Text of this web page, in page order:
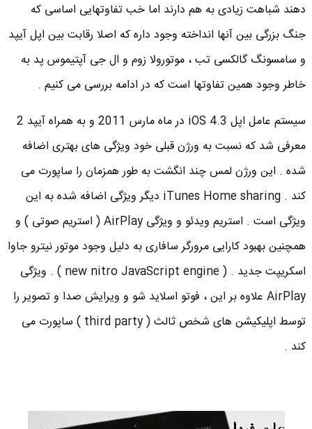
دهند شباهت زیادی به هم دارند اما خب تفاوتهایی اساسی که
جنگ بزرگی بین آنها انداخته وجود داره که اصلا رقابت بین اپل آیپد
و سامسونگ گالکسی تب ، موتورولا زوم و ال جی آپتیموس پد به
خاطر وجود همین تفاوتها است که در ادامه بررسی می کنیم .
سیستم عامل اپل iOS 4.3 در ماه مارس 2011 و به همراه آیپد 2
معرفی شد که نسبت به ورژن قبلی خود ویژگی های بهتری اضافه
شده . این ورژن لمس چند انگشت به طور همزمان را ساپورت می
کند . iTunes Home sharing دیگر ویژگی اضافه شده به این
ویژگی است . استریم ویدئو و ویژگی AirPlay ( استریم صوتی ) و
همچنین بهبود کارایی مرورگر سافاری به دلیل وجود موتور نیترو جاوا
اسکریپت جدید . ( new nitro JavaScript engine ) . ویژگی
AirPlay علاوه بر این ، فوتو اسلاید شو و ویرایش صدا و تصویر را
توسط اپلیکیشن های شخص ثالث ( third party ) ساپورت می
کند .